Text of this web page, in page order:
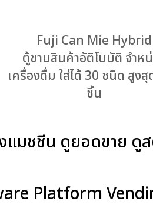
Fuji Can Mie Hybrid
ตู้ขานสินค้าอัติโนมัติ จำห
เครื่องดื่ม ใส่ได้ 30 ชนิด สูง
ชิ้น
แมชชีน ดูยอดขาย
Platform